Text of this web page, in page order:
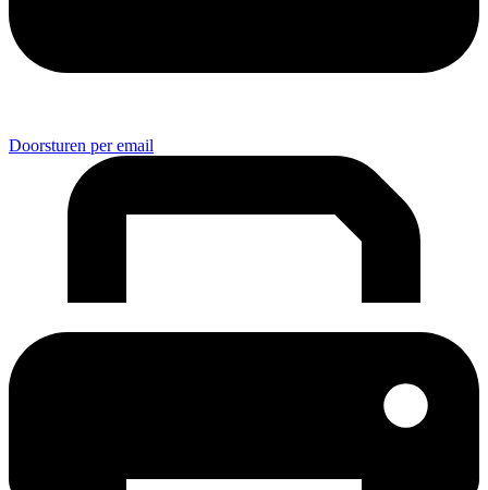
Doorsturen per email